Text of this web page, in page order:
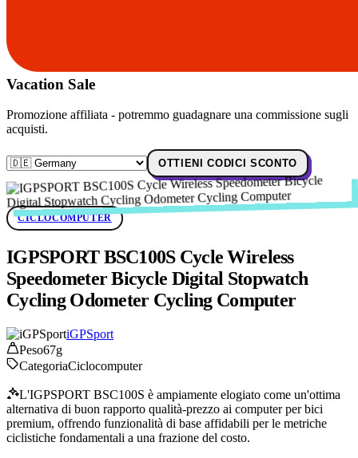
Vacation Sale
Promozione affiliata - potremmo guadagnare una commissione sugli
acquisti.
OTTIENI CODICI SCONTO
CICLOCOMPUTER
IGPSPORT BSC100S Cycle Wireless
Speedometer Bicycle Digital Stopwatch
Cycling Odometer Cycling Computer
iGPSport
Peso67g
CategoriaCiclocomputer
L'IGPSPORT BSC100S è ampiamente elogiato come un'ottima
alternativa di buon rapporto qualità-prezzo ai computer per bici
premium, offrendo funzionalità di base affidabili per le metriche
ciclistiche fondamentali a una frazione del costo.